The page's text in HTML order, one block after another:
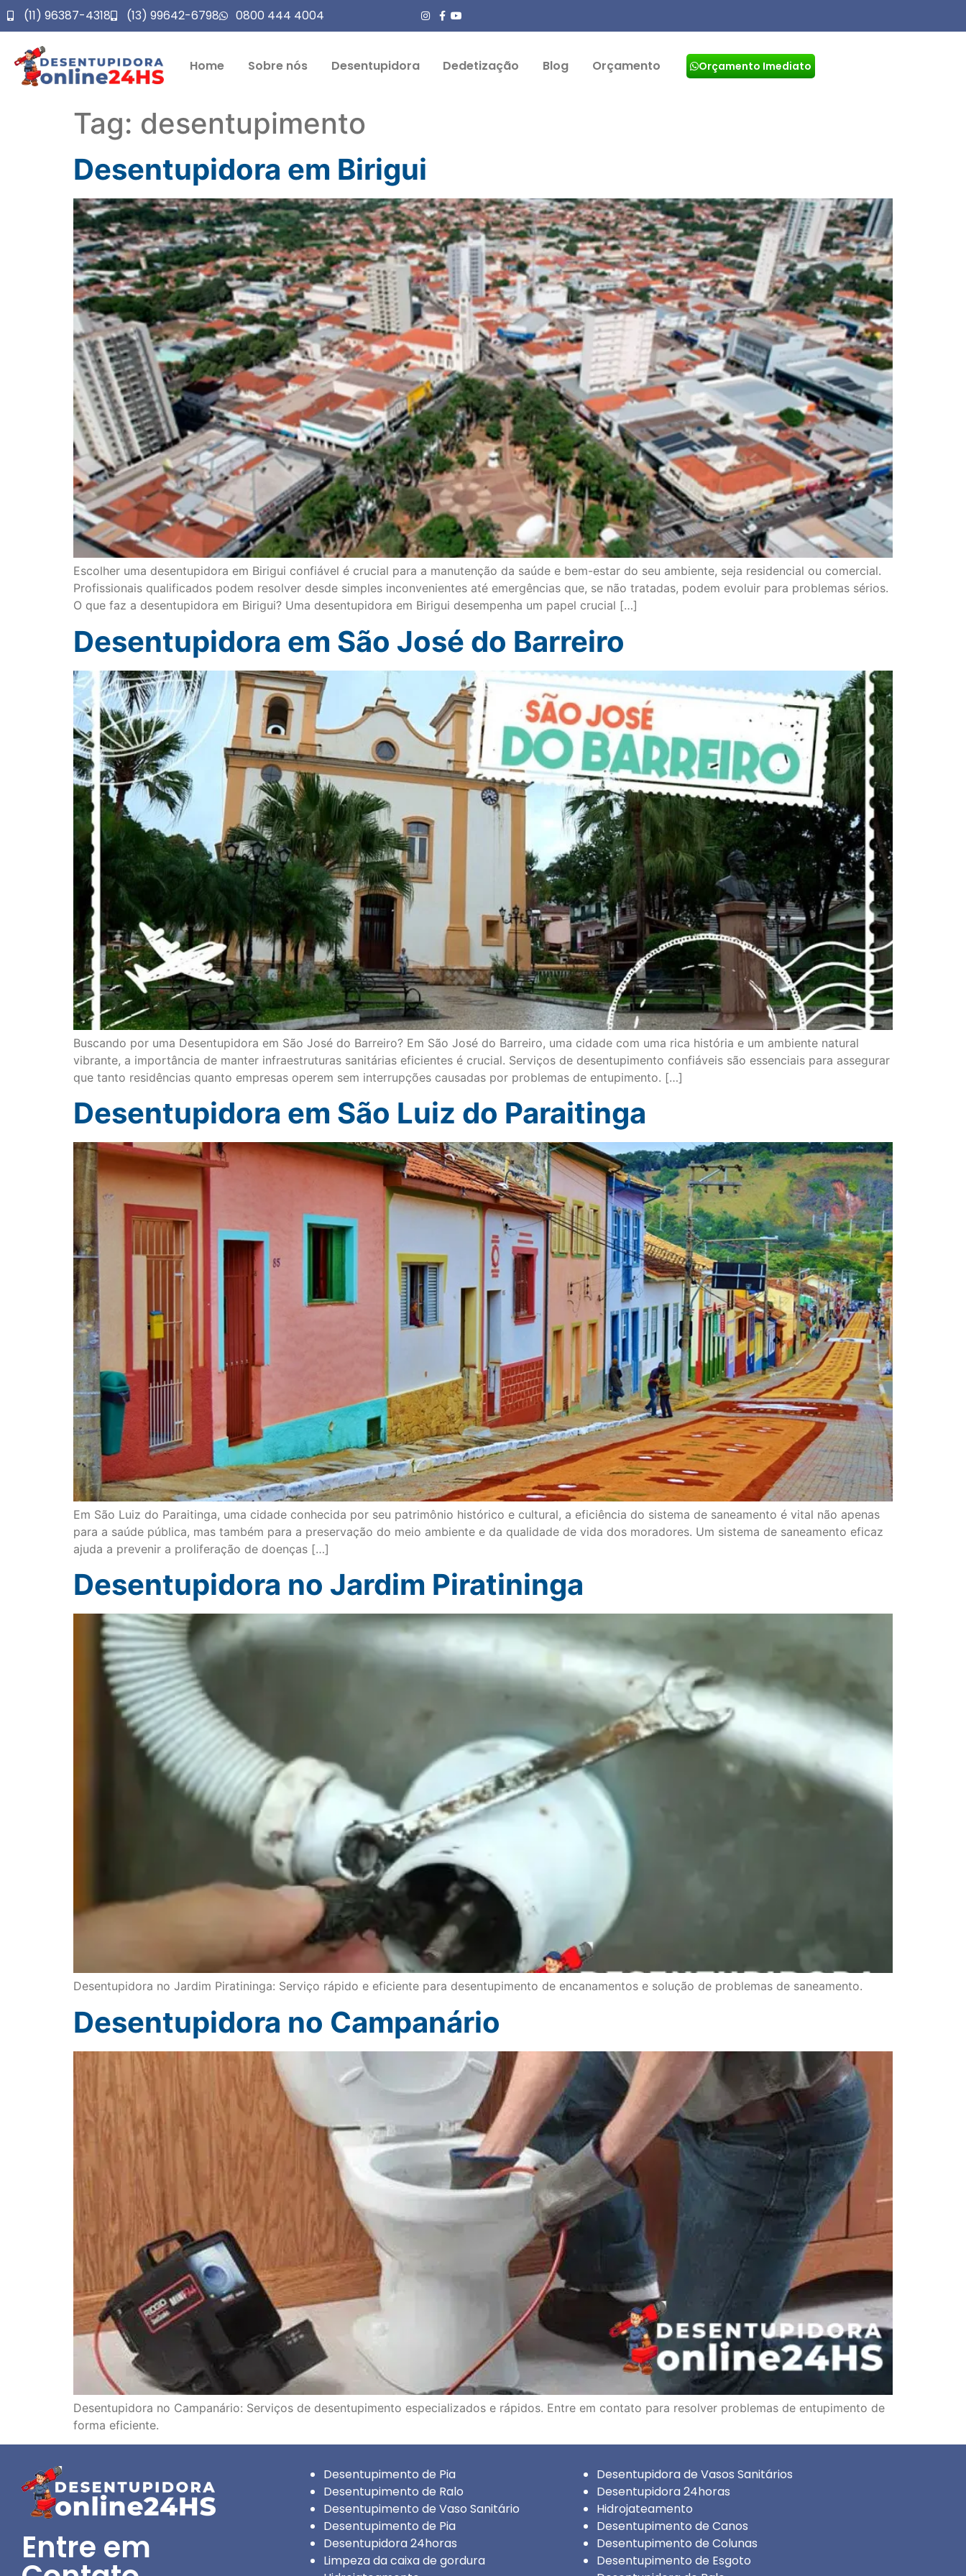
(11) 96387-4318 (13) 99642-6798 0800 444 4004
Home Sobre nós Desentupidora Dedetização Blog Orçamento Orçamento Imediato
Tag: desentupimento
Desentupidora em Birigui
Escolher uma desentupidora em Birigui confiável é crucial para a manutenção da saúde e bem-estar do seu ambiente, seja residencial ou comercial.
Profissionais qualificados podem resolver desde simples inconvenientes até emergências que, se não tratadas, podem evoluir para problemas sérios.
O que faz a desentupidora em Birigui? Uma desentupidora em Birigui desempenha um papel crucial […]
Desentupidora em São José do Barreiro
Buscando por uma Desentupidora em São José do Barreiro? Em São José do Barreiro, uma cidade com uma rica história e um ambiente natural
vibrante, a importância de manter infraestruturas sanitárias eficientes é crucial. Serviços de desentupimento confiáveis são essenciais para assegurar
que tanto residências quanto empresas operem sem interrupções causadas por problemas de entupimento. […]
Desentupidora em São Luiz do Paraitinga
Em São Luiz do Paraitinga, uma cidade conhecida por seu patrimônio histórico e cultural, a eficiência do sistema de saneamento é vital não apenas
para a saúde pública, mas também para a preservação do meio ambiente e da qualidade de vida dos moradores. Um sistema de saneamento eficaz
ajuda a prevenir a proliferação de doenças […]
Desentupidora no Jardim Piratininga
Desentupidora no Jardim Piratininga: Serviço rápido e eficiente para desentupimento de encanamentos e solução de problemas de saneamento.
Desentupidora no Campanário
Desentupidora no Campanário: Serviços de desentupimento especializados e rápidos. Entre em contato para resolver problemas de entupimento de
forma eficiente.
Entre em
Desentupimento de Pia
Desentupimento de Ralo
Desentupimento de Vaso Sanitário
Desentupimento de Pia
Desentupidora 24horas
Limpeza da caixa de gordura
Desentupidora de Vasos Sanitários
Desentupidora 24horas
Hidrojateamento
Desentupimento de Canos
Desentupimento de Colunas
Desentupimento de Esgoto